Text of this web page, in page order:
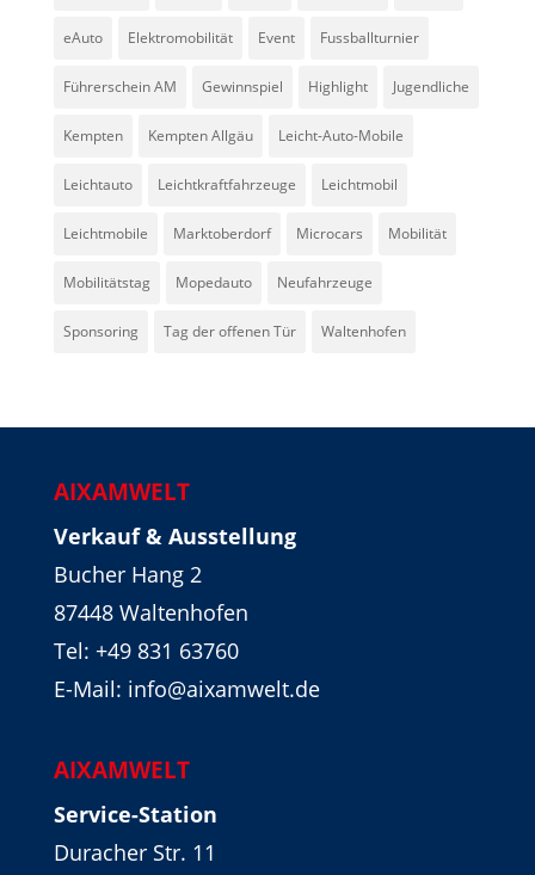
eAuto Elektromobilität Event Fussballturnier
Führerschein AM Gewinnspiel Highlight Jugendliche
Kempten Kempten Allgäu Leicht-Auto-Mobile
Leichtauto Leichtkraftfahrzeuge Leichtmobil
Leichtmobile Marktoberdorf Microcars Mobilität
Mobilitätstag Mopedauto Neufahrzeuge
Sponsoring Tag der offenen Tür Waltenhofen
AIXAMWELT
Verkauf & Ausstellung
Bucher Hang 2
87448 Waltenhofen
Tel: +49 831 63760
E-Mail: info@aixamwelt.de
AIXAMWELT
Service-Station
Duracher Str. 11